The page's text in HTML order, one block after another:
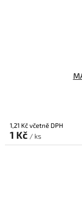
1,21 Kč včetně DPH
1 Kč / ks